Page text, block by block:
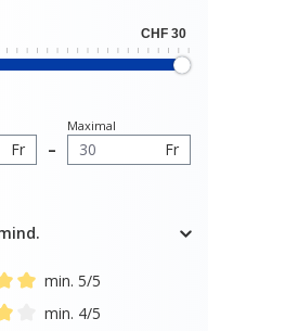
Fr –
Maximal
Fr
rating of 5 out of 5 stars
min. 5/5
min. 4/5